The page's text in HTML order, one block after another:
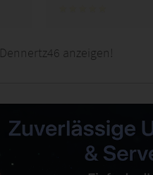
anzeigen!